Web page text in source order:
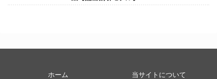
ホーム 当サイトについて